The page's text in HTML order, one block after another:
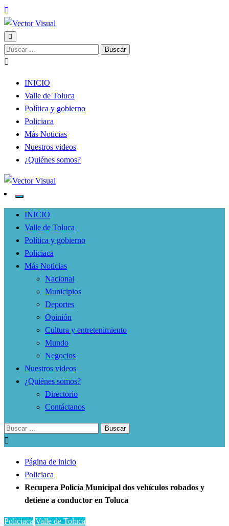
Vector Visual
Noticias y Producción Audiovisual
Buscar:
INICIO
Valle de Toluca
Política y gobierno
Policiaca
Más Noticias
Nuestros videos
¿Quiénes somos?
Vector Visual
INICIO
Valle de Toluca
Política y gobierno
Policiaca
Más Noticias
Nacional
Municipios
Deportes
Opinión
Cultura y entretenimiento
Mundo
Negocios
Nuestros videos
¿Quiénes somos?
Directorio
Contáctanos
Buscar:
Página de inicio
Policiaca
Recupera Policía Municipal dos vehículos robados y
detiene a conductor en Toluca
Policiaca Valle de Toluca